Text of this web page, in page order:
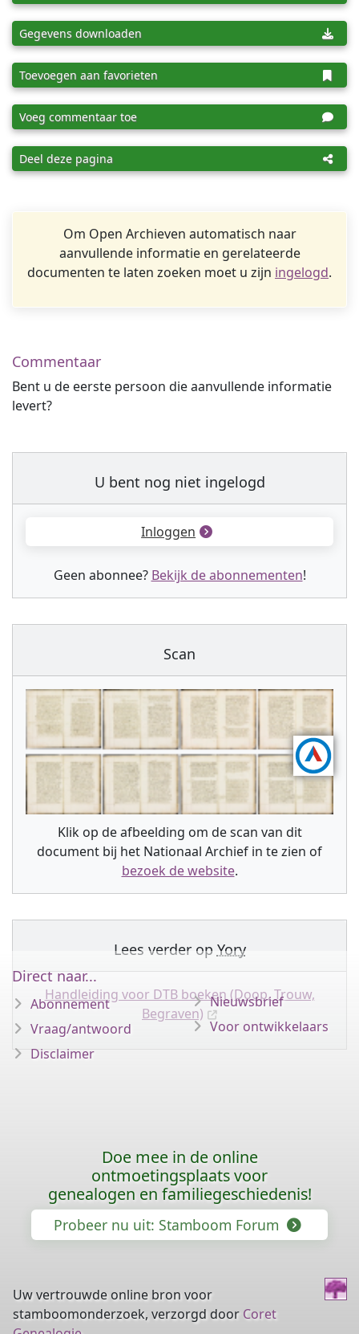
Gegevens downloaden
Toevoegen aan favorieten
Voeg commentaar toe
Deel deze pagina
Om Open Archieven automatisch naar
aanvullende informatie en gerelateerde
documenten te laten zoeken moet u zijn ingelogd.
Commentaar
Bent u de eerste persoon die aanvullende informatie
levert?
U bent nog niet ingelogd
Inloggen
Geen abonnee? Bekijk de abonnementen!
Scan
Klik op de afbeelding om de scan van dit
document bij het Nationaal Archief in te zien of
bezoek de website.
Lees verder op Yory
Handleiding voor DTB boeken (Doop, Trouw,
Begraven)
Direct naar...
Abonnement
Vraag/antwoord
Disclaimer
Nieuwsbrief
Voor ontwikkelaars
Doe mee in de online
ontmoetingsplaats voor
genealogen en familiegeschiedenis!
Probeer nu uit: Stamboom Forum
Uw vertrouwde online bron voor
stamboomonderzoek, verzorgd door Coret